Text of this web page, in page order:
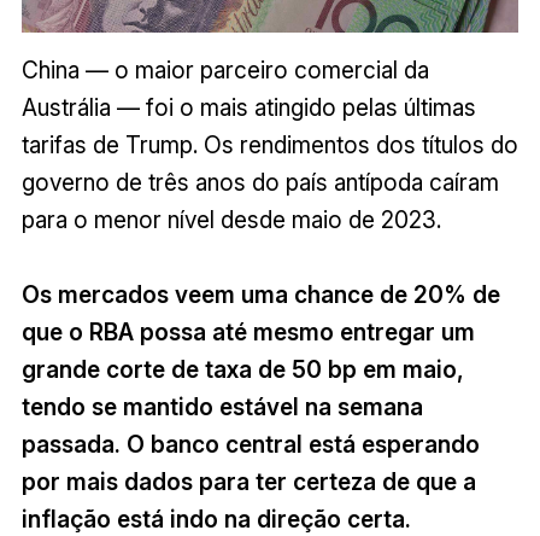
China — o maior parceiro comercial da
Austrália — foi o mais atingido pelas últimas
tarifas de Trump. Os rendimentos dos títulos do
governo de três anos do país antípoda caíram
para o menor nível desde maio de 2023.
Os mercados veem uma chance de 20% de
que o RBA possa até mesmo entregar um
grande corte de taxa de 50 bp em maio,
tendo se mantido estável na semana
passada. O banco central está esperando
por mais dados para ter certeza de que a
inflação está indo na direção certa.